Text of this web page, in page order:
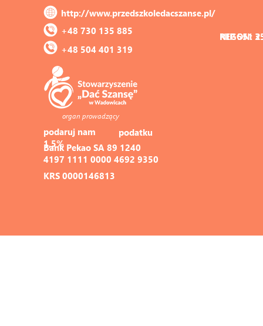
KRS 0000146813
http://www.przedszkoledacszanse.pl/
+48 730 135 885
+48 504 401 319
Bank Pekao SA 89 1240
4197 1111 0000 4692 9350
podaruj nam
1,5%
organ prowadzący
podatku
REGON:
NIP 551